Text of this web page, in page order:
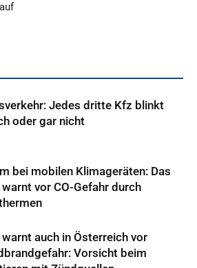
Jedes dritte Kfz blinkt
oder gar nicht
bei mobilen Klimageräten: Das
warnt vor CO-Gefahr durch
warnt auch in Österreich vor
Vorsicht beim